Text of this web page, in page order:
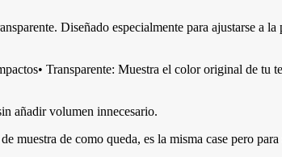
Diseñado especialmente para ajustarse a
Transparente: Muestra el color original de
añadir volumen innecesario.
muestra de como queda, es la misma case pero